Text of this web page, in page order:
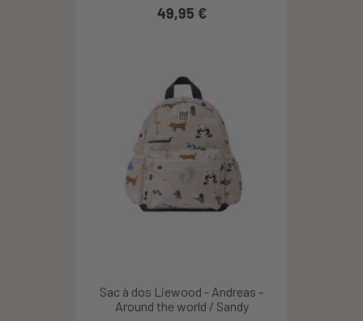
49,95 €
Sac à dos Liewood - Andreas -
Around the world / Sandy